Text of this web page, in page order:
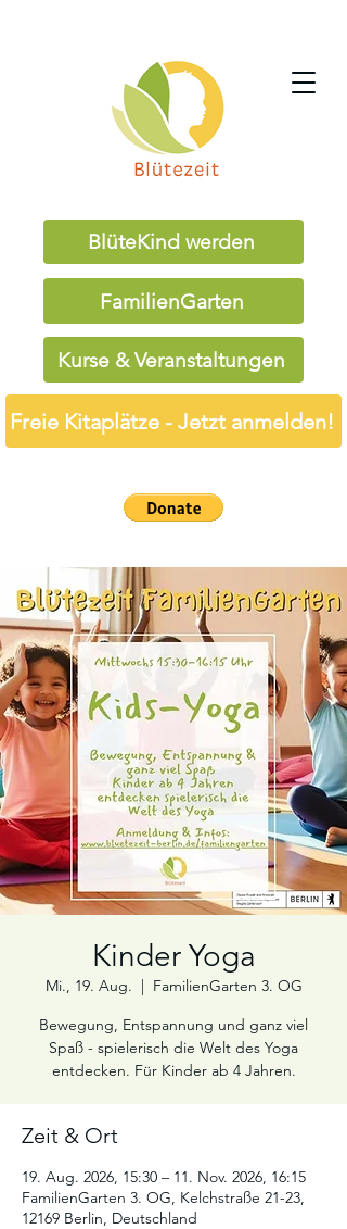
BlüteKind werden
FamilienGarten
Kurse & Veranstaltungen
Freie Kitaplätze - Jetzt anmelden!
Kinder Yoga
Mi., 19. Aug.
  |
FamilienGarten 3. OG
Bewegung, Entspannung und ganz viel
Spaß - spielerisch die Welt des Yoga
entdecken. Für Kinder ab 4 Jahren.
Zeit & Ort
19. Aug. 2026, 15:30 – 11. Nov. 2026, 16:15
FamilienGarten 3. OG, Kelchstraße 21-23,
12169 Berlin, Deutschland